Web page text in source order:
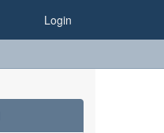
Login